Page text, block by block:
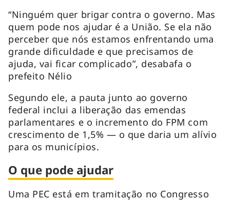
“Ninguém quer brigar contra o governo. Mas
quem pode nos ajudar é a União. Se ela não
perceber que nós estamos enfrentando uma
grande dificuldade e que precisamos de
ajuda, vai ficar complicado”, desabafa o
prefeito Nélio
Segundo ele, a pauta junto ao governo
federal inclui a liberação das emendas
parlamentares e o incremento do FPM com
crescimento de 1,5% — o que daria um alívio
para os municípios.
O que pode ajudar
Uma PEC está em tramitação no Congresso